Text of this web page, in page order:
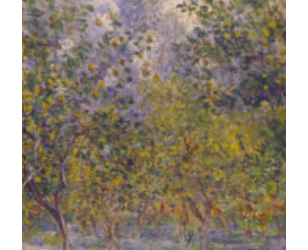
BILLEDE